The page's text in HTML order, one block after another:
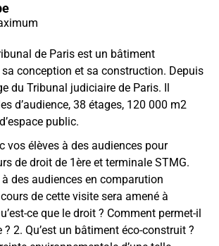
de Paris est un bâtiment
conception et sa construction. Depuis
du Tribunal judiciaire de Paris. Il
d’audience, 38 étages, 120 000 m2
public.
vos élèves à des audiences pour
de droit de 1ère et terminale STMG.
à des audiences en comparution
de cette visite sera amené à
ce que le droit ? Comment permet-il
2. Qu’est un bâtiment éco-construit ?